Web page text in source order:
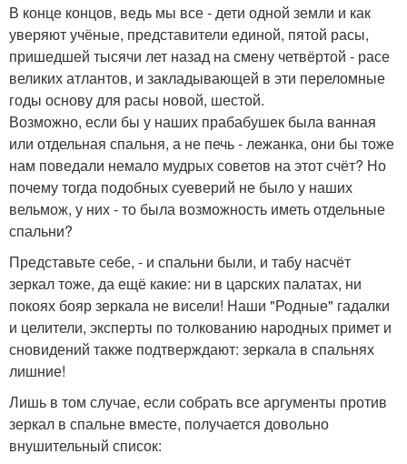
В конце концов, ведь мы все - дети одной земли и как
уверяют учёные, представители единой, пятой расы,
пришедшей тысячи лет назад на смену четвёртой - расе
великих атлантов, и закладывающей в эти переломные
годы основу для расы новой, шестой.
Возможно, если бы у наших прабабушек была ванная
или отдельная спальня, а не печь - лежанка, они бы тоже
нам поведали немало мудрых советов на этот счёт? Но
почему тогда подобных суеверий не было у наших
вельмож, у них - то была возможность иметь отдельные
спальни?
Представьте себе, - и спальни были, и табу насчёт
зеркал тоже, да ещё какие: ни в царских палатах, ни
покоях бояр зеркала не висели! Наши "Родные" гадалки
и целители, эксперты по толкованию народных примет и
сновидений также подтверждают: зеркала в спальнях
лишние!
Лишь в том случае, если собрать все аргументы против
зеркал в спальне вместе, получается довольно
внушительный список: